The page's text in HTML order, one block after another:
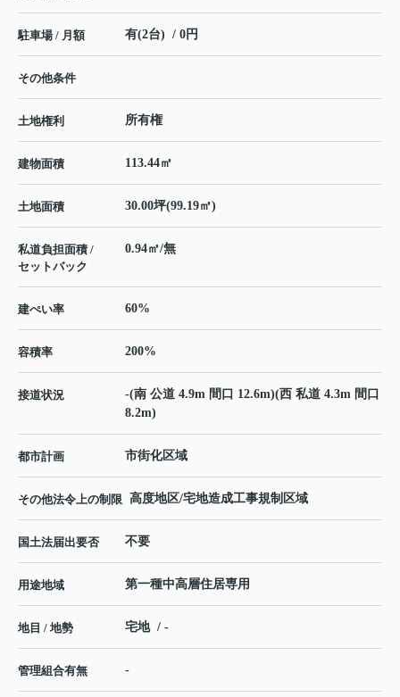
駐車場 / 月額 有(2台) / 0円
その他条件
土地権利 所有権
建物面積 113.44㎡
土地面積 30.00坪(99.19㎡)
私道負担面積 /
セットバック
0.94㎡/無
建ぺい率 60%
容積率 200%
接道状況
-(南 公道 4.9m 間口 12.6m)(西 私道 4.3m 間口
8.2m)
都市計画 市街化区域
その他法令上の制限 高度地区/宅地造成工事規制区域
国土法届出要否 不要
用途地域 第一種中高層住居専用
地目 / 地勢 宅地 / -
管理組合有無 -